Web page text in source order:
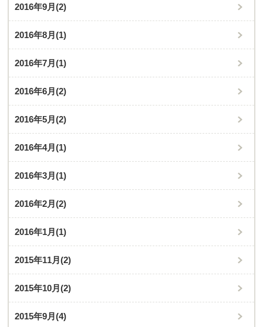
2016年9月(2)
2016年8月(1)
2016年7月(1)
2016年6月(2)
2016年5月(2)
2016年4月(1)
2016年3月(1)
2016年2月(2)
2016年1月(1)
2015年11月(2)
2015年10月(2)
2015年9月(4)